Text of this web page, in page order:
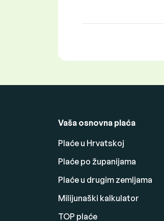
Vaša osnovna plaća
Plaće u Hrvatskoj
Plaće po županijama
Plaće u drugim zemljama
Milijunaški kalkulator
TOP plaće